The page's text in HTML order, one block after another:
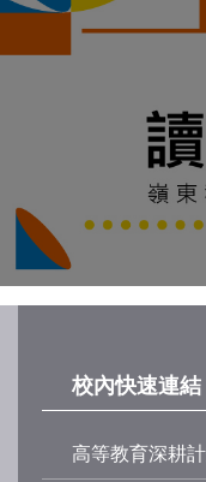
校內快速連結
高等教育深耕